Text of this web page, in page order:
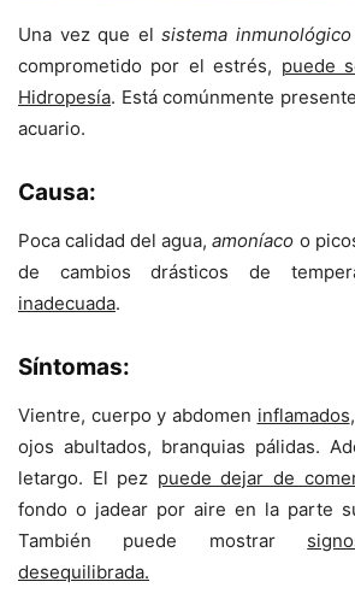
Una vez que el sistema inmunológico
comprometido por el estrés, puede
Hidropesía. Está comúnmente
acuario.
Causa:
Poca calidad del agua,amoníaco o
de cambios drásticos de
inadecuada.
Síntomas:
Vientre, cuerpo y abdomen inflamados
ojos abultados, branquias pálidas.
letargo. El pez puede dejar de
fondo o jadear por aire en la parte
También puede mostrar
desequilibrada.